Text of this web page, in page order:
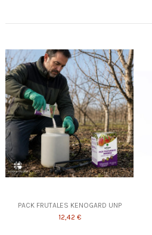
PACK FRUTALES KENOGARD UNP
12,42 €